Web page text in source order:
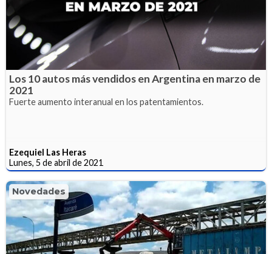
Los 10 autos más vendidos en Argentina en marzo de
2021
Fuerte aumento interanual en los patentamientos.
Ezequiel Las Heras
Lunes, 5 de abril de 2021
Novedades